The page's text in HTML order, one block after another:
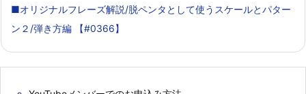
■オリジナルフレーズ解説/脱ペンタとして使うスケールとパター
ン２/弾き方編 【#0366】